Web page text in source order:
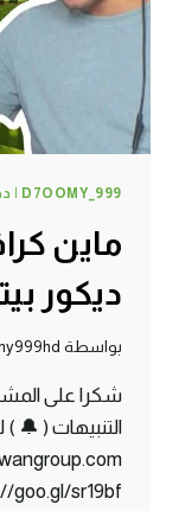
D7OOMY_999 | دحومي٩٩٩
ديكور
بواسطة
شكرا على
التنبيهات ( 🔔